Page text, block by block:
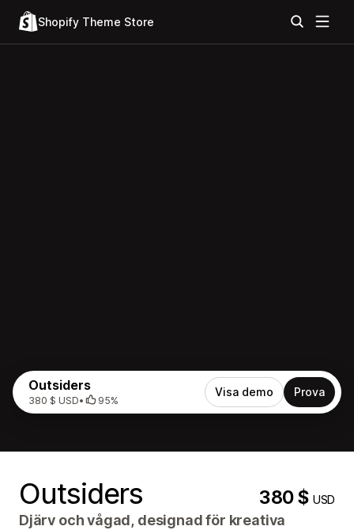
Shopify Theme Store
Outsiders
380 $ USD• 95%
Visa demo Prova
Outsiders 380 $USD
Djärv och vågad, designad för kreativa